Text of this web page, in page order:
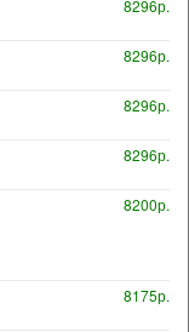
8296р.
8296р.
8296р.
8296р.
8200р.
8175р.